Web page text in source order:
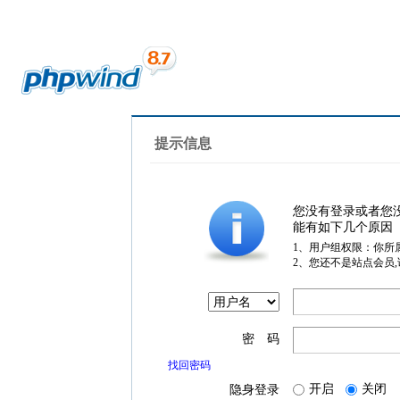
提示信息
您没有登录或者您
能有如下几个原因
1、用户组权限：你所
2、您还不是站点会员
密 码
找回密码
隐身登录 开启 关闭